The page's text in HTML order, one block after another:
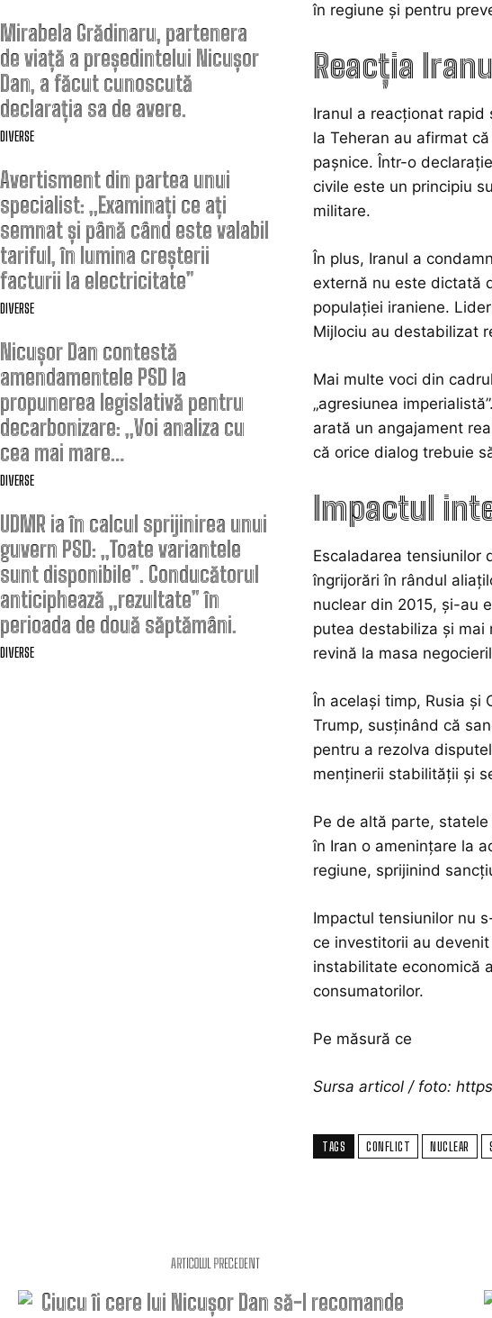
Mirabela Grădinaru, partenera
de viață a președintelui Nicușor
Dan, a făcut cunoscută
declarația sa de avere.
DIVERSE
Avertisment din partea unui
specialist: „Examinați ce ați
semnat și până când este valabil
tariful, în lumina creșterii
facturii la electricitate”
DIVERSE
Nicușor Dan contestă
amendamentele PSD la
propunerea legislativă pentru
decarbonizare: „Voi analiza cu
cea mai mare…
DIVERSE
UDMR ia în calcul sprijinirea unui
guvern PSD: „Toate variantele
sunt disponibile”. Conducătorul
anticiphează „rezultate” în
perioada de două săptămâni.
DIVERSE
în regiune și pentru
Reacția
Iranul a reacționat
la Teheran au afirmat
pașnice. Într-o
civile este un principiu
militare.
În plus, Iranul a
externă nu este dictată
populației iraniene.
Mijlociu au destabilizat
Mai multe voci din
„agresiunea
arată un angajament
că orice dialog trebuie
Impactul
Escaladarea tensiunilor
îngrijorări în rândul
nuclear din 2015, și-au
putea destabiliza și mai
revină la masa
În același timp, Rusia și
Trump, susținând că
pentru a rezolva
menținerii stabilității și
Pe de altă parte,
în Iran o amenințare la
regiune, sprijinind
Impactul tensiunilor nu
ce investitorii au
instabilitate economică
consumatorilor.
Pe măsură ce
Sursa articol / foto:
TAGS CONFLICT NUCLEAR
ARTICOLUL PRECEDENT